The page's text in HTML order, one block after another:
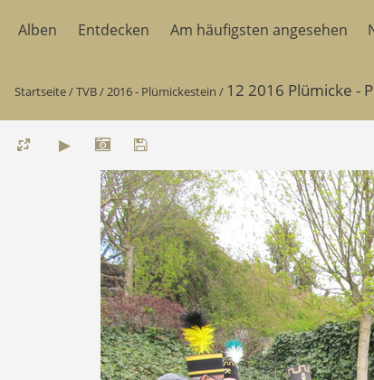
Alben Entdecken Am häufigsten angesehen
Startseite/TVB/2016 - Plümickestein / 12 2016 Plümicke -